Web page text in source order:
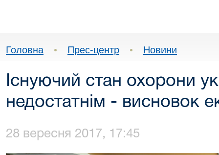
Головна • Прес-центр • Новини
Існуючий стан охорони
недостатнім - висновок
28 вересня 2017, 17:45